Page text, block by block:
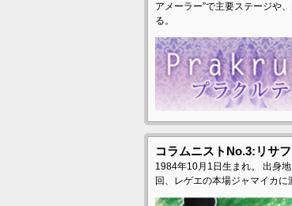
アメーラー”で主要ステージや
る。
コラムニストNo.3:リサ
1984年10月1日生まれ。 出身
回、レゲエの本場ジャマイカに